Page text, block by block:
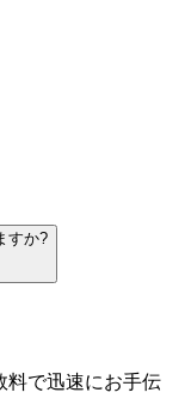
すか?
料で迅速にお手伝